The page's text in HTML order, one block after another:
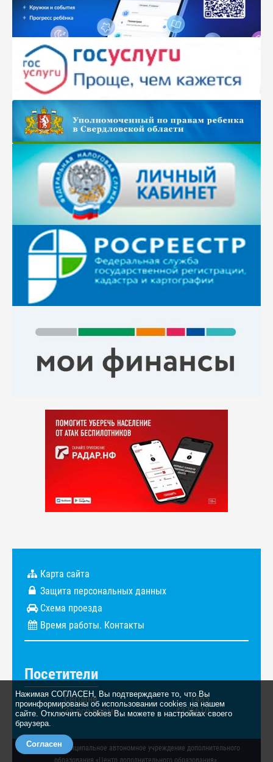
Нажимая СОГЛАСЕН, Вы подтверждаете то, что Вы
проинформированы об использовании cookies на нашем
сайте. Отключить cookies Вы можете в настройках своего
браузера.
Согласен
Карта сайта
Защита персональных данных
Схема проезда
Время работы. Контакты
Посетители
Сегодня
1465
За всё время
4275610
© 2026. Муниципальное автономное учреждение дополнительного